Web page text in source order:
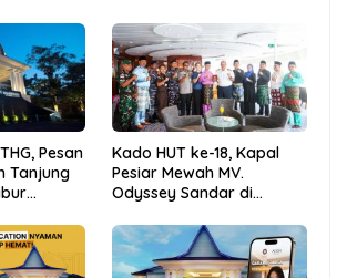
Pesan
Tanjung
Kado HUT ke-18, Kapal
Pesiar Mewah MV.
Odyssey Sandar di
Anambas Siap Mendunia